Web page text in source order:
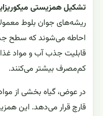
تشکیل همزیستی
ریشه‌های جوان بلوط
احاطه می‌شوند که سطح
قابلیت جذب آب و مواد
کم‌مصرف بیشتر می‌کنند.
در عوض، گیاه بخشی از
قارچ قرار می‌دهد. این